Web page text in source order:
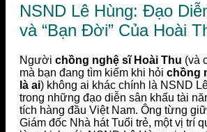
NSND Lê Hùng: Đạo
và “Bạn Đời” Của Hoài
Người chồng nghệ sĩ Hoài Thu (và
mà bạn đang tìm kiếm khi hỏi chồng
là ai) không ai khác chính là NSND
trong những đạo diễn sân khấu tài
tích hàng đầu Việt Nam. Ông từng
Giám đốc Nhà hát Tuổi trẻ, một vị trí